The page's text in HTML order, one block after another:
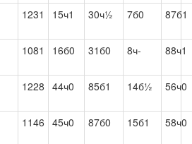
1231 15ч1 30ч½ 7б0 87б1
1081 16б0 31б0 8ч- 88ч1
1228 44ч0 85б1 14б½ 56ч0
1146 45ч0 87б0 15б1 58ч0